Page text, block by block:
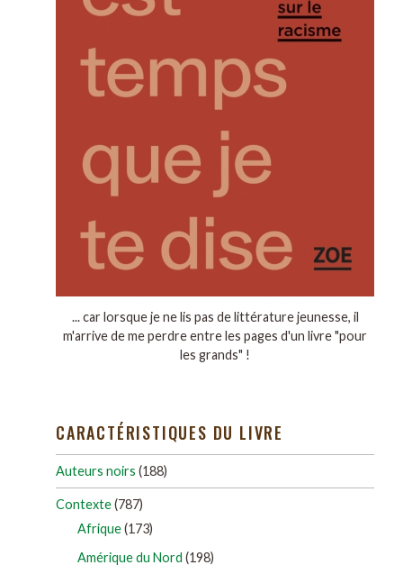
... car lorsque je ne lis pas de littérature jeunesse, il
m'arrive de me perdre entre les pages d'un livre "pour
les grands" !
CARACTÉRISTIQUES DU LIVRE
Auteurs noirs (188)
Contexte(787)
Afrique(173)
Amérique du Nord (198)